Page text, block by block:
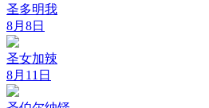
圣多明我
8月8日
圣女加辣
8月11日